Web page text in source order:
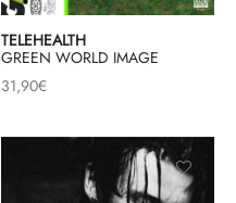
TELEHEALTH
GREEN WORLD IMAGE
31,90€